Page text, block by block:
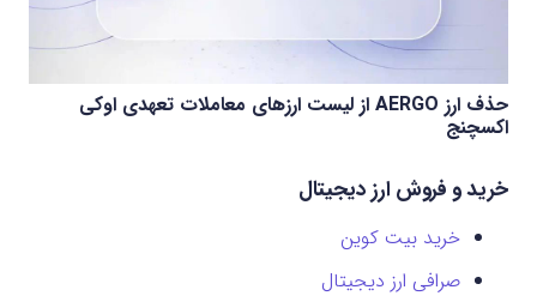
حذف ارز AERGO از لیست ارزهای معاملات تعهدی اوکی
اکسچنج
خرید و فروش ارز دیجیتال
خرید بیت کوین
صرافی ارز دیجیتال